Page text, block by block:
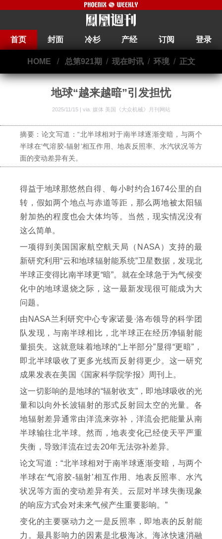
首页 封面 冷杉 产经 订阅 登录
HOME / 总第921期 / 现在时讯/ 环境/ 正文
地球“越来越暗”引发担忧
2025/11/15 | via. 媒体 美国《大众机械》月刊网站
摘要：论文写道：“北半球相对于南半球逐渐变暗，与两个
半球在‘气溶胶-辐射’相互作用、地表反照率、水汽状况等方
面的变动差异有关。
得益于地球那悠然自得、每小时约合1674公里的自
转，假如两个地点与赤道等距，那么两地被太阳辐
射加热的程度也会大体均等。当然，现实情况没有
这么简单。
一项得到美国国家航空航天局（NASA）支持的最
新研究利用“云和地球辐射能系统”卫星数据，发现北
半球正变得比南半球更“暗”。就在全球急于为气候变
化中的地球退烧之际，这一最新发现很可能成为大
问题。
由NASA兰利研究中心专家诺曼·洛布领导的科学团
队发现，与南半球相比，北半球正在经历净辐射能
量损失。这就意味着地球的“上半部分”显得“更暗”，
即北半球吸收了更多光线而反射得更少。这一研究
成果发表在美国《国家科学院学报》周刊上。
这一切影响的是地球的“辐射收支”，即地球吸收的光
量和以向外长波辐射的形式反射回太空的光量。各
地辐射差异通常由洋流来弥补，洋流会把能量从南
半球输往北半球。然而，地表变化已经使天平严重
失衡，导致洋流在过去20年无法弥补差异。
论文写道：“北半球相对于南半球逐渐变暗，与两个
半球在‘气溶胶-辐射’相互作用、地表反照率、水汽
状况等方面的变动差异有关。云层对半球失衡现象
的响应方式会对未来气候产生重要影响。”
变化的主要驱动力之一是反照率，即地表的反射能
力。最具影响力的因素是北极海冰。海冰快速消融